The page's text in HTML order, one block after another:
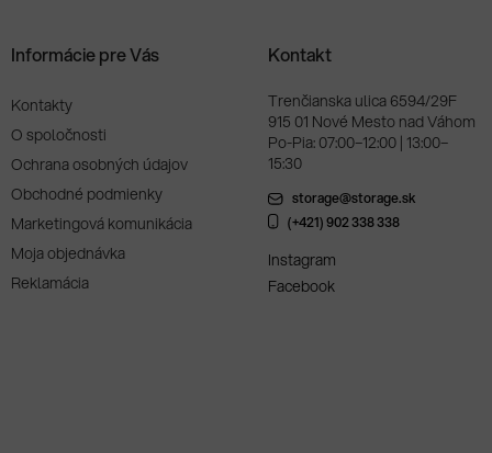
Informácie pre Vás
Kontakty
O spoločnosti
Ochrana osobných údajov
Obchodné podmienky
Marketingová komunikácia
Moja objednávka
Reklamácia
Kontakt
Trenčianska ulica 6594/29F
915 01 Nové Mesto nad Váhom
Po-Pia: 07:00–12:00 | 13:00–
15:30
storage@storage.sk
(+421) 902 338 338
Instagram
Facebook